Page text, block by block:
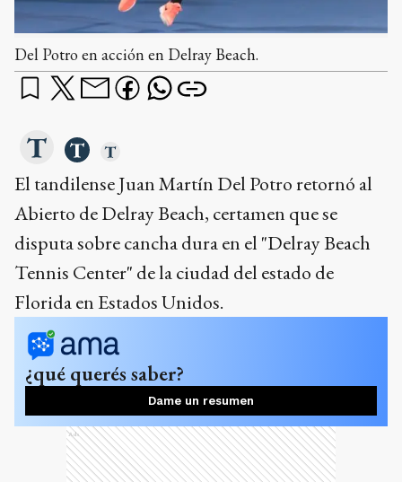
Del Potro en acción en Delray Beach.
El tandilense Juan Martín Del Potro retornó al
Abierto de Delray Beach, certamen que se
disputa sobre cancha dura en el "Delray Beach
Tennis Center" de la ciudad del estado de
Florida en Estados Unidos.
¿qué querés saber?
Dame un resumen
Ads